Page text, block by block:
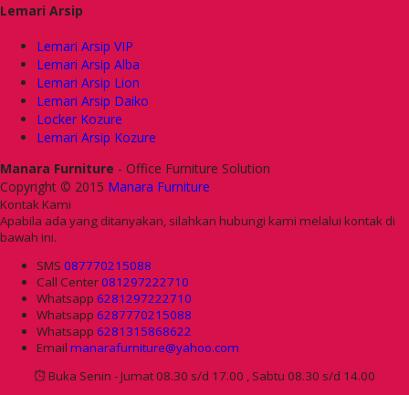
Lemari Arsip
Lemari Arsip VIP
Lemari Arsip Alba
Lemari Arsip Lion
Lemari Arsip Daiko
Locker Kozure
Lemari Arsip Kozure
Manara Furniture - Office Furniture Solution
Copyright © 2015 Manara Furniture
Kontak Kami
Apabila ada yang ditanyakan, silahkan hubungi kami melalui kontak di
bawah ini.
SMS 087770215088
Call Center081297222710
Whatsapp 6281297222710
Whatsapp 6287770215088
Whatsapp 6281315868622
Email manarafurniture@yahoo.com
Buka Senin - Jumat 08.30 s/d 17.00 , Sabtu 08.30 s/d 14.00